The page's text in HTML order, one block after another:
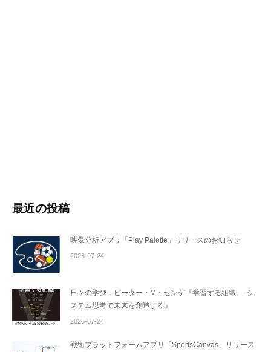
最近の投稿
映像分析アプリ「Play Palette」リリースのお知らせ
2026-07-24
日々の学び：ピーター・M・センゲ『学習する組織 ― シ
ステム思考で未来を創造する』
2026-07-24
戦術プラットフォームアプリ「SportsCanvas」リリース